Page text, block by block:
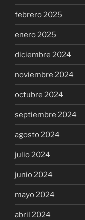
febrero 2025
enero 2025
diciembre 2024
noviembre 2024
octubre 2024
septiembre 2024
agosto 2024
julio 2024
junio 2024
mayo 2024
abril 2024